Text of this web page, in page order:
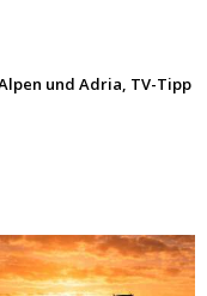
und Adria, TV-Tipp